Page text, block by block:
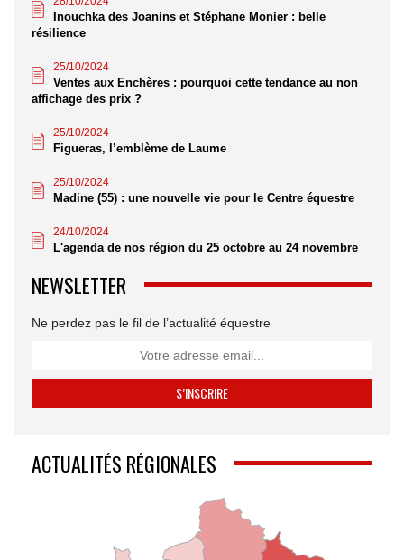
Inouchka des Joanins et Stéphane Monier : belle
résilience
25/10/2024
Ventes aux Enchères : pourquoi cette tendance au non
affichage des prix ?
25/10/2024
Figueras, l’emblème de Laume
25/10/2024
Madine (55) : une nouvelle vie pour le Centre équestre
24/10/2024
L'agenda de nos région du 25 octobre au 24 novembre
NEWSLETTER
Ne perdez pas le fil de l’actualité équestre
ACTUALITÉS RÉGIONALES